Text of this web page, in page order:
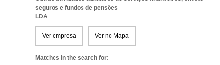
seguros e fundos de pensões
LDA
Ver empresa Ver no Mapa
Matches in the search for: